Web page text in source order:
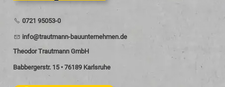
0721 95053-0
nf tr tm nn-b nt rn hm n d
Theodor Trautmann GmbH
Babbergerstr. 15 • 76189 Karlsruhe